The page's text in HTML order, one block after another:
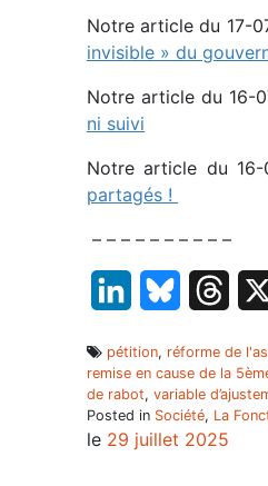
Notre article du 17-
invisible » du
Notre article du 16-
ni suivi
Notre article du
partagés !
– – – – – – – – – –
LinkedInBluesky
pétition, réforme de
remise en cause de la
de rabot, variable
Posted in Société, La
le 29 juillet 2025